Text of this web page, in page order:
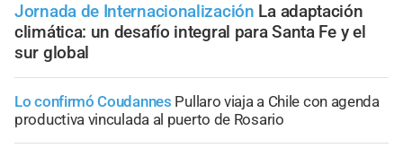
Jornada de Internacionalización La adaptación
climática: un desafío integral para Santa Fe y el
sur global
Lo confirmó Coudannes Pullaro viaja a Chile con agenda
productiva vinculada al puerto de Rosario